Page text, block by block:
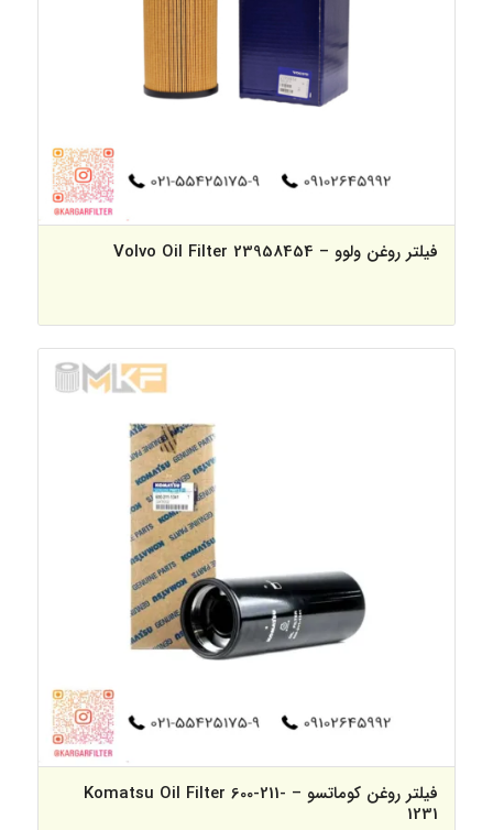
فیلتر روغن ولوو – Volvo Oil Filter 23958454
فیلتر روغن کوماتسو – Komatsu Oil Filter 600-211-
1231